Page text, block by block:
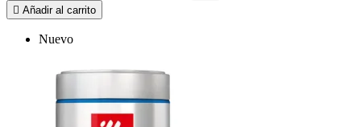
 Añadir al carrito
Nuevo